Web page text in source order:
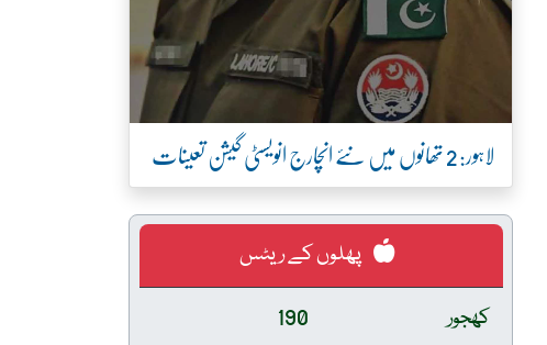
لاہور: 2 تھانوں میں نئے انچارج انویسٹی گیشن تعینات
پھلوں کے ریٹس
کھجور
190